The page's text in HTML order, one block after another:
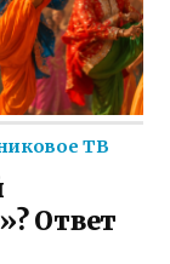
ТВ
Ответ